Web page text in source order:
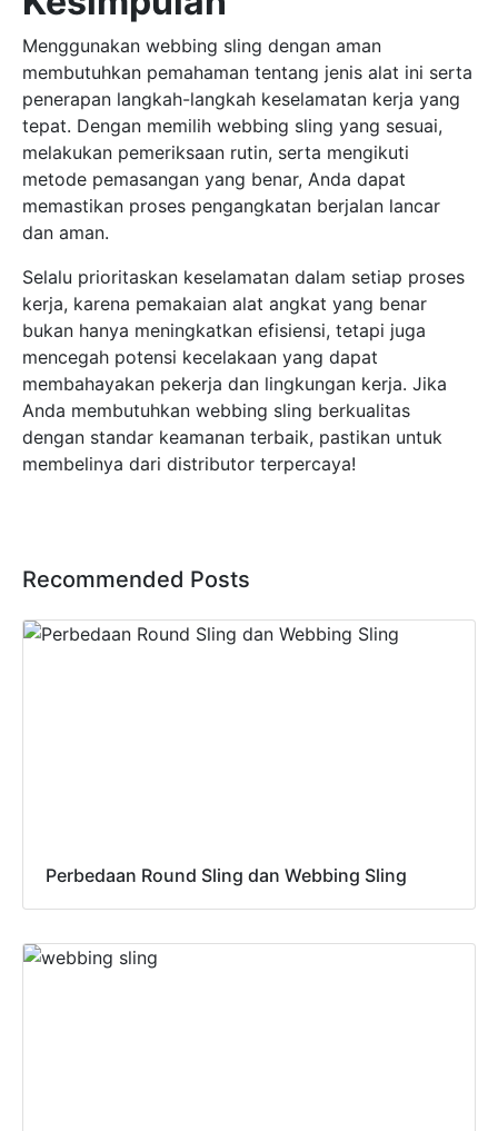
Menggunakan webbing sling dengan aman
membutuhkan pemahaman tentang jenis alat ini serta
penerapan langkah-langkah keselamatan kerja yang
tepat. Dengan memilih webbing sling yang sesuai,
melakukan pemeriksaan rutin, serta mengikuti
metode pemasangan yang benar, Anda dapat
memastikan proses pengangkatan berjalan lancar
dan aman.
Selalu prioritaskan keselamatan dalam setiap proses
kerja, karena pemakaian alat angkat yang benar
bukan hanya meningkatkan efisiensi, tetapi juga
mencegah potensi kecelakaan yang dapat
membahayakan pekerja dan lingkungan kerja. Jika
Anda membutuhkan webbing sling berkualitas
dengan standar keamanan terbaik, pastikan untuk
membelinya dari distributor terpercaya!
Recommended Posts
Perbedaan Round Sling dan Webbing Sling